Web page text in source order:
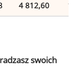
4 812,60 1
swoich